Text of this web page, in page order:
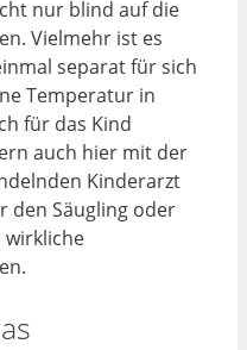
nur blind auf die
Vielmehr ist es
separat für sich
Temperatur in
für das Kind
auch hier mit der
Kinderarzt
den Säugling oder
wirkliche